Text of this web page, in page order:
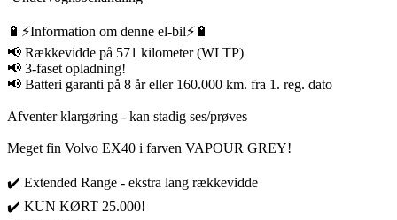
🔋⚡️Information om denne el-bil⚡️🔋
📢 Rækkevidde på 571 kilometer (WLTP)
📢 3-faset opladning!
📢 Batteri garanti på 8 år eller 160.000 km. fra 1. reg. dato
Afventer klargøring - kan stadig ses/prøves
Meget fin Volvo EX40 i farven VAPOUR GREY!
✔️ Extended Range - ekstra lang rækkevidde
✔️ KUN KØRT 25.000!